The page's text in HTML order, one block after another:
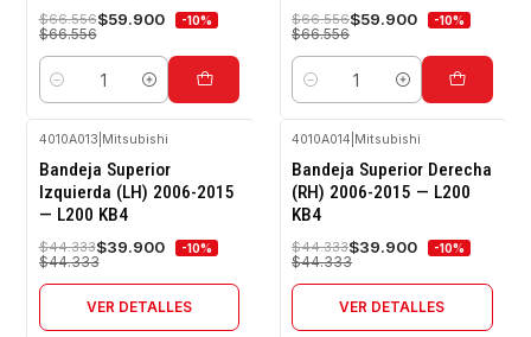
$66.556$59.900 -10%
$66.556
Cantidad
$66.556$59.900 -10%
$66.556
Cantidad
-10%
OFF
Agotado
4010A013 Mitsubishi
Bandeja Superior
Izquierda (LH) 2006-2015
— L200 KB4
$44.333$39.900 -10%
$44.333
VER DETALLES
-10%
OFF
Agotado
4010A014 Mitsubishi
Bandeja Superior Derecha
(RH) 2006-2015 — L200
KB4
$44.333$39.900 -10%
$44.333
VER DETALLES